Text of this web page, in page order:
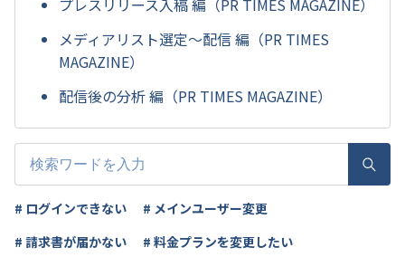
プレスリリース入稿 編（PR TIMES MAGAZINE）
メディアリスト選定～配信 編（PR TIMES
MAGAZINE）
配信後の分析 編（PR TIMES MAGAZINE）
# ログインできない
# メインユーザー変更
# 請求書が届かない
# 料金プランを変更したい